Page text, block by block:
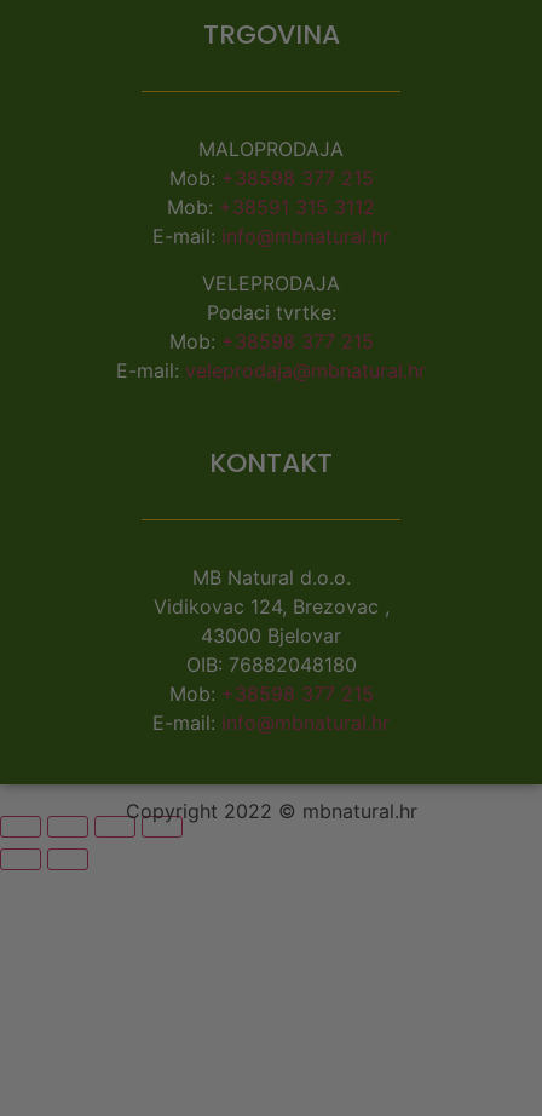
TRGOVINA
MALOPRODAJA
Mob: +38598 377 215
Mob: +38591 315 3112
E-mail: info@mbnatural.hr
VELEPRODAJA
Podaci tvrtke:
Mob: +38598 377 215
E-mail: veleprodaja@mbnatural.hr
KONTAKT
MB Natural d.o.o.
Vidikovac 124, Brezovac ,
43000 Bjelovar
OIB: 76882048180
Mob: +38598 377 215
E-mail: info@mbnatural.hr
Copyright 2022 © mbnatural.hr